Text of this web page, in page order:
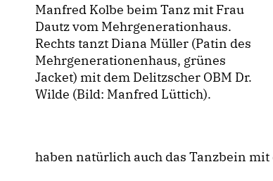
Manfred Kolbe beim Tanz mit Frau
Dautz vom Mehrgenerationhaus.
Rechts tanzt Diana Müller (Patin des
Mehrgenerationenhaus, grünes
Jacket) mit dem Delitzscher OBM Dr.
Wilde (Bild: Manfred Lüttich).
haben natürlich auch das Tanzbein